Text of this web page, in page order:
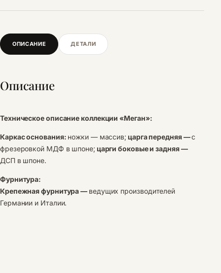
ОПИСАНИЕ ДЕТАЛИ
Описание
Техническое описание коллекции «Меган»:
Каркас основания: ножки — массив; царга передняя —с
фрезеровкой МДФ в шпоне; царги боковые и задняя —
ДСП в шпоне.
Фурнитура:
Крепежная фурнитура — ведущих производителей
Германии и Италии.